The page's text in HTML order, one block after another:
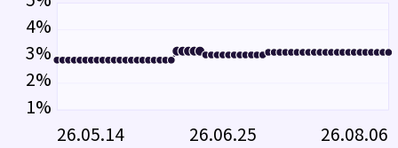
4%
3%
2%
1%
26.05.14
26.06.25 26.08.06